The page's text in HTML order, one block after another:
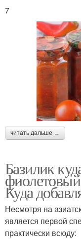
7
читать дальше →
Базилик
Куда
Несмотря на
является первой
практически всюду: